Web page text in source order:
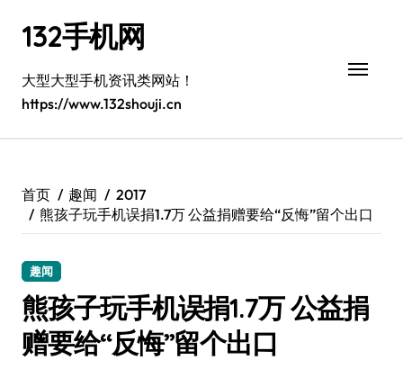
132手机网
大型大型手机资讯类网站！
https://www.132shouji.cn
首页 趣闻
2017
熊孩子玩手机误捐1.7万 公益捐赠要给“反悔”留个出口
趣闻
熊孩子玩手机误捐1.7万 公益捐
赠要给“反悔”留个出口